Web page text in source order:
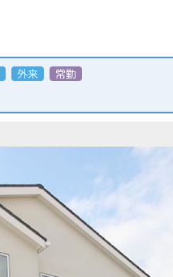
外来 常勤